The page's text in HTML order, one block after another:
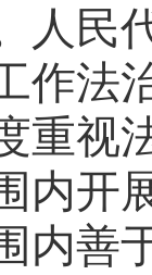
人民
作法
重视
内开
内善